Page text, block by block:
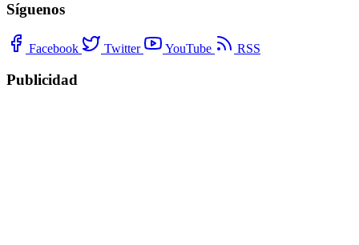
Síguenos
Facebook Twitter YouTube RSS
Publicidad